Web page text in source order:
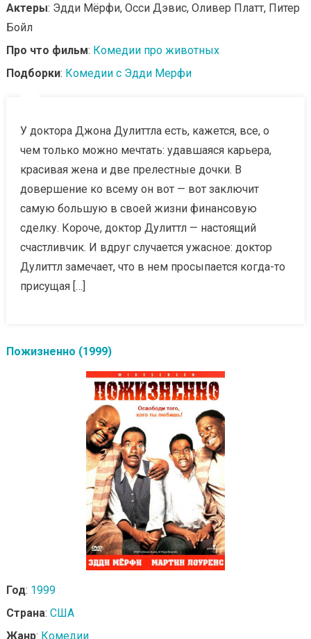
Актеры: Эдди Мёрфи, Осси Дэвис, Оливер Платт, Питер
Бойл
Про что фильм: Комедии про животных
Подборки: Комедии с Эдди Мерфи
У доктора Джона Дулиттла есть, кажется, все, о
чем только можно мечтать: удавшаяся карьера,
красивая жена и две прелестные дочки. В
довершение ко всему он вот — вот заключит
самую большую в своей жизни финансовую
сделку. Короче, доктор Дулиттл — настоящий
счастливчик. И вдруг случается ужасное: доктор
Дулиттл замечает, что в нем просыпается когда-то
присущая […]
Пожизненно (1999)
Год: 1999
Страна: США
Жанр: Комедии